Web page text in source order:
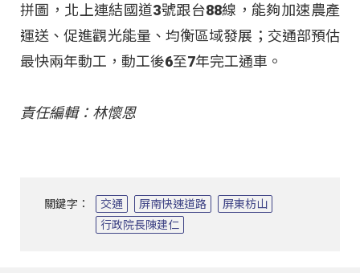
拼圖，北上連結國道3號跟台88線，能夠加速農產
運送、促進觀光能量、均衡區域發展；交通部預估
最快兩年動工，動工後6至7年完工通車。
責任編輯：林懷恩
關鍵字： 交通 屏南快速道路
屏東枋山
行政院長陳建仁